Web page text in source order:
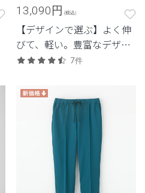
13,090円 (税込)
【デザインで選ぶ】よく伸
びて、軽い。豊富なデザイ
ンから選べる、動きやすさ
デル。
7件